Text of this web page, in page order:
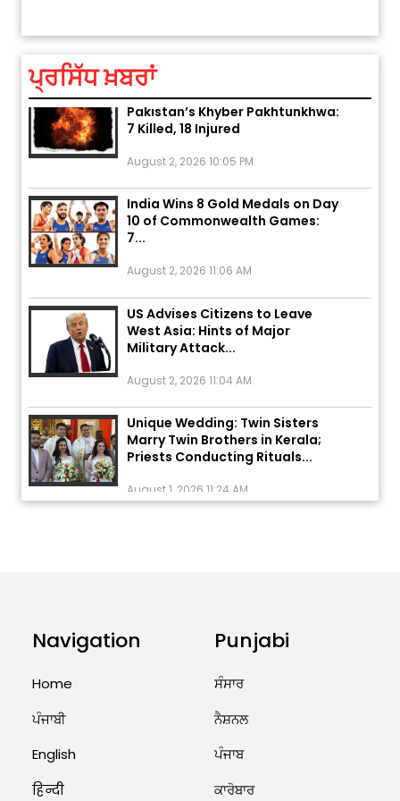
ਪ੍ਰਸਿੱਧ ਖ਼ਬਰਾਂ
August 5, 2026 6:23 AM
Explosion During Peace Rally in
Pakistan’s Khyber Pakhtunkhwa:
7 Killed, 18 Injured
India Wins 8 Gold Medals on Day
10 of Commonwealth Games:
7...
US Advises Citizens to Leave
West Asia: Hints of Major
Military Attack...
Unique Wedding: Twin Sisters
Marry Twin Brothers in Kerala;
Priests Conducting Rituals...
7 Killed, 18 Injured
August 2, 2026 10:05 PM
India Wins 8 Gold Medals on Day
August 2, 2026 11:06 AM
Navigation
Home
ਪੰਜਾਬੀ
English
हिन्दी
Punjabi
ਸੰਸਾਰ
ਨੈਸ਼ਨਲ
ਪੰਜਾਬ
ਕਾਰੋਬਾਰ